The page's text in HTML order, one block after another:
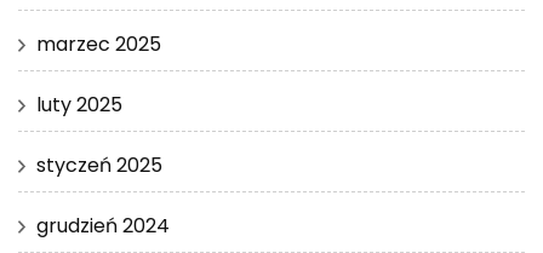
marzec 2025
luty 2025
styczeń 2025
grudzień 2024